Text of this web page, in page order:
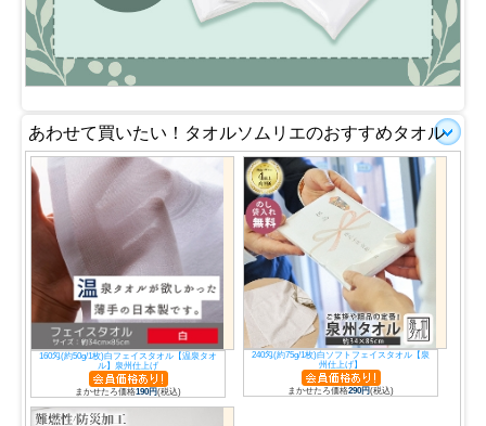
あわせて買いたい！タオルソムリエのおすすめタオル
160匁(約50g/1枚)白フェイスタオル【温泉タオ
ル】泉州仕上げ
まかせたろ価格190円(税込)
240匁(約75g/1枚)白ソフトフェイスタオル【泉
州仕上げ】
まかせたろ価格290円(税込)